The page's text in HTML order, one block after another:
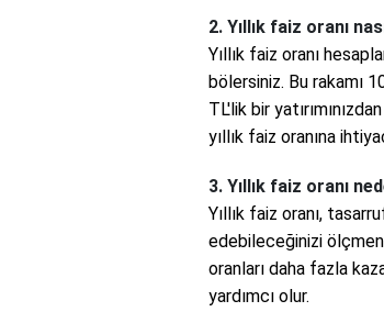
2. Yıllık faiz oranı
Yıllık faiz oranı
bölersiniz. Bu rakamı
TL'lik bir
yıllık faiz oranına
3. Yıllık faiz oranı
Yıllık faiz oranı,
edebileceğinizi
oranları daha fazla
yardımcı olur.